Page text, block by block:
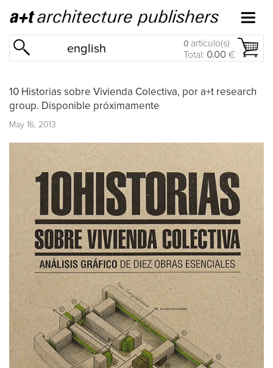
english 0 artículo(s)
Total: 0.00 €
10 Historias sobre Vivienda Colectiva, por a+t research
group. Disponible próximamente
May 16, 2013